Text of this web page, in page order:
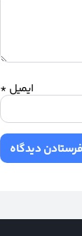
ایمیل *